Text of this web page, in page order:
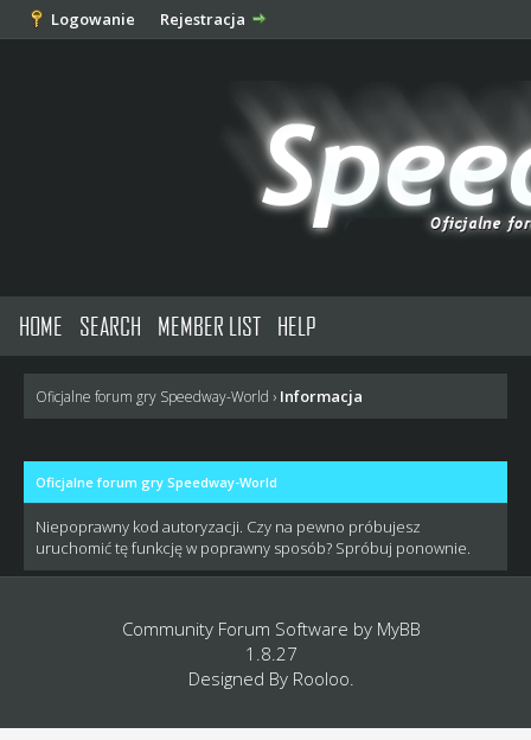
Logowanie Rejestracja
HOME SEARCH MEMBER LIST HELP
Oficjalne forum gry Speedway-World › Informacja
Oficjalne forum gry Speedway-World
Niepoprawny kod autoryzacji. Czy na pewno próbujesz
uruchomić tę funkcję w poprawny sposób? Spróbuj ponownie.
Community Forum Software by MyBB
1.8.27
Designed By Rooloo.